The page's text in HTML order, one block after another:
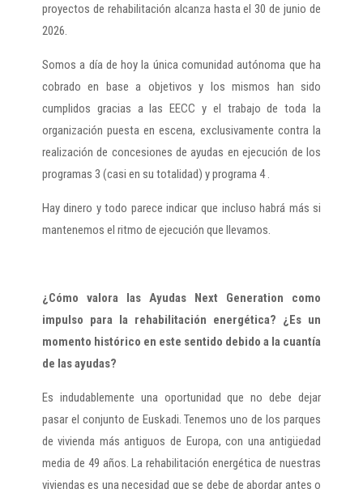
proyectos de rehabilitación alcanza hasta el 30 de junio de
2026.
Somos a día de hoy la única comunidad autónoma que ha
cobrado en base a objetivos y los mismos han sido
cumplidos gracias a las EECC y el trabajo de toda la
organización puesta en escena, exclusivamente contra la
realización de concesiones de ayudas en ejecución de los
programas 3 (casi en su totalidad) y programa 4 .
Hay dinero y todo parece indicar que incluso habrá más si
mantenemos el ritmo de ejecución que llevamos.
¿Cómo valora las Ayudas Next Generation como
impulso para la rehabilitación energética? ¿Es un
momento histórico en este sentido debido a la cuantía
de las ayudas?
Es indudablemente una oportunidad que no debe dejar
pasar el conjunto de Euskadi. Tenemos uno de los parques
de vivienda más antiguos de Europa, con una antigüedad
media de 49 años. La rehabilitación energética de nuestras
viviendas es una necesidad que se debe de abordar antes o